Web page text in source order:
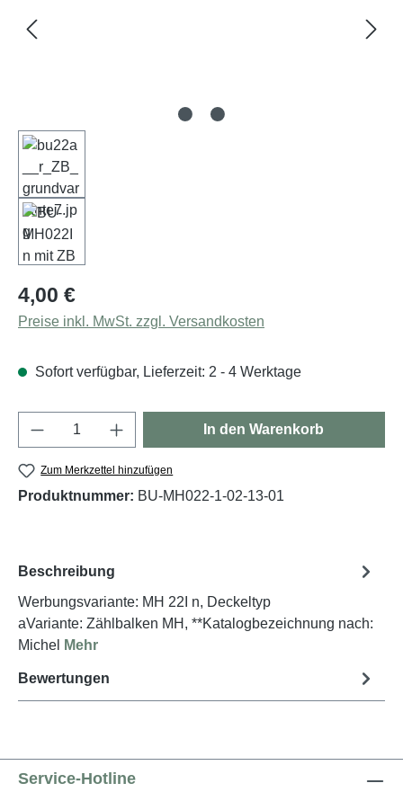
Regulärer Preis:
4,00 €
Preise inkl. MwSt. zzgl. Versandkosten
Sofort verfügbar, Lieferzeit: 2 - 4 Werktage
Produkt Anzahl: Gib den gewünschten
In den Warenkorb
Zum Merkzettel hinzufügen
Produktnummer: BU-MH022-1-02-13-01
Beschreibung
Werbungsvariante: MH 22I n, Deckeltyp
aVariante: Zählbalken MH, **Katalogbezeichnung nach:
Michel
Mehr
Bewertungen
Service-Hotline